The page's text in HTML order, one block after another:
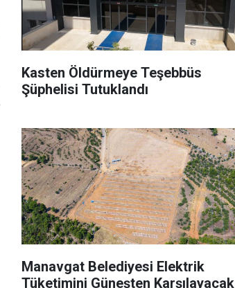
Kasten Öldürmeye Teşebbüs
Şüphelisi Tutuklandı
Manavgat Belediyesi Elektrik
Tüketimini Güneşten Karşılayacak